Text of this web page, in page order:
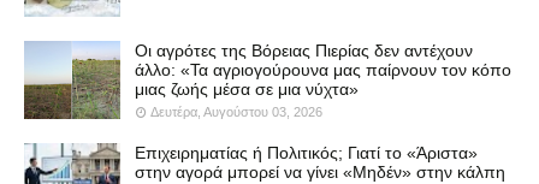
Οι αγρότες της Βόρειας Πιερίας δεν αντέχουν
άλλο: «Τα αγριογούρουνα μας παίρνουν τον κόπο
μιας ζωής μέσα σε μια νύχτα»
Δευτέρα, Αυγούστου 03, 2026
Επιχειρηματίας ή Πολιτικός; Γιατί το «Άριστα»
στην αγορά μπορεί να γίνει «Μηδέν» στην κάλπη